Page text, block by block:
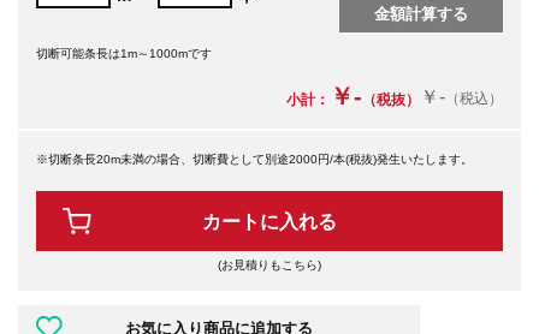
切断可能条長は1m～1000mです
小計： ￥- （税抜） ￥- （税込）
※切断条長20m未満の場合、切断費として別途2000円/本(税抜)発生いたします。
カートに入れる
(お見積りもこちら)